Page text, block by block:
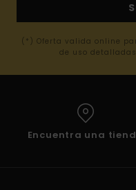
(*) Oferta valida online
de uso
Encuentra una